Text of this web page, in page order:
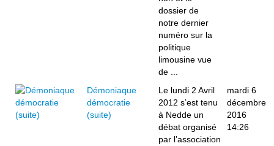
dossier de
notre dernier
numéro sur la
politique
limousine vue
de ...
Démoniaque
démocratie
(suite)
Le lundi 2 Avril
2012 s’est tenu
à Nedde un
débat organisé
par l’association
mardi 6
décembre
2016
14:26